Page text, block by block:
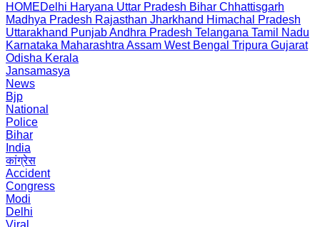
HOMEDelhi Haryana Uttar Pradesh Bihar Chhattisgarh
Madhya Pradesh Rajasthan Jharkhand Himachal Pradesh
Uttarakhand PunjabAndhra Pradesh Telangana Tamil Nadu
Karnataka Maharashtra Assam West Bengal Tripura Gujarat
Odisha Kerala
Jansamasya
News
Bjp
National
Police
Bihar
India
कांग्रेस
Accident
Congress
Modi
Delhi
Viral